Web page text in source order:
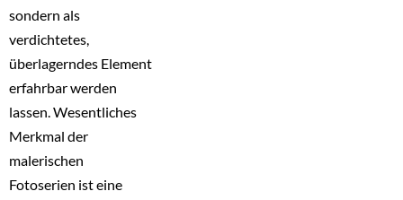
sondern als
verdichtetes,
überlagerndes Element
erfahrbar werden
lassen. Wesentliches
Merkmal der
malerischen
Fotoserien ist eine